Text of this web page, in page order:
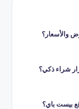
والأسعار؟
شراء ذكي؟
بيست باي؟